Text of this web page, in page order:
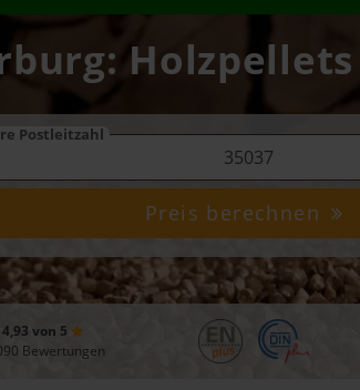
Postleitzahl
Preis berechnen
4,93 von 5
Bewertungen